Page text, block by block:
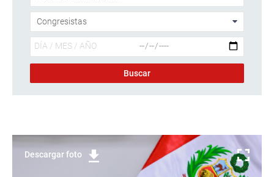
Descargar foto